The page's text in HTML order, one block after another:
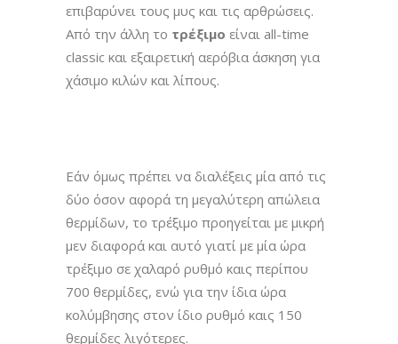
επιβαρύνει τους μυς και τις αρθρώσεις.
Από την άλλη το τρέξιμο είναι all-time
classic και εξαιρετική αερόβια άσκηση για
χάσιμο κιλών και λίπους.
Εάν όμως πρέπει να διαλέξεις μία από τις
δύο όσον αφορά τη μεγαλύτερη απώλεια
θερμίδων, το τρέξιμο προηγείται με μικρή
μεν διαφορά και αυτό γιατί με μία ώρα
τρέξιμο σε χαλαρό ρυθμό καις περίπου
700 θερμίδες, ενώ για την ίδια ώρα
κολύμβησης στον ίδιο ρυθμό καις 150
θερμίδες λιγότερες.